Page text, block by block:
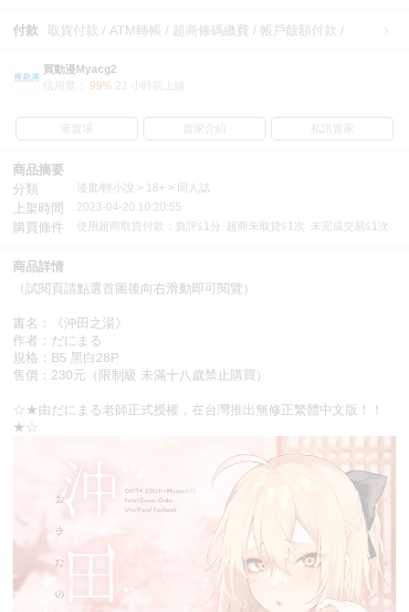
付款 取貨付款 / ATM轉帳 / 超商條碼繳費 / 帳戶餘額付款 /
買動漫Myacg2
信用度：
99% 22 小時前上線
逛賣場 賣家介紹 私訊賣家
商品摘要
分類
漫畫/輕小說 > 18+ > 同人誌
上架時間 2023-04-20 10:20:55
購買條件 使用超商取貨付款：負評≦1分 超商未取貨≦1次 未完成交易≦1次
商品詳情
（試閱頁請點選首圖後向右滑動即可閱覽）
書名：《沖田之湯》
作者：だにまる
規格：B5 黑白28P
售價：230元（限制級 未滿十八歲禁止購買）
☆★由だにまる老師正式授權，在台灣推出無修正繁體中文版！！
★☆